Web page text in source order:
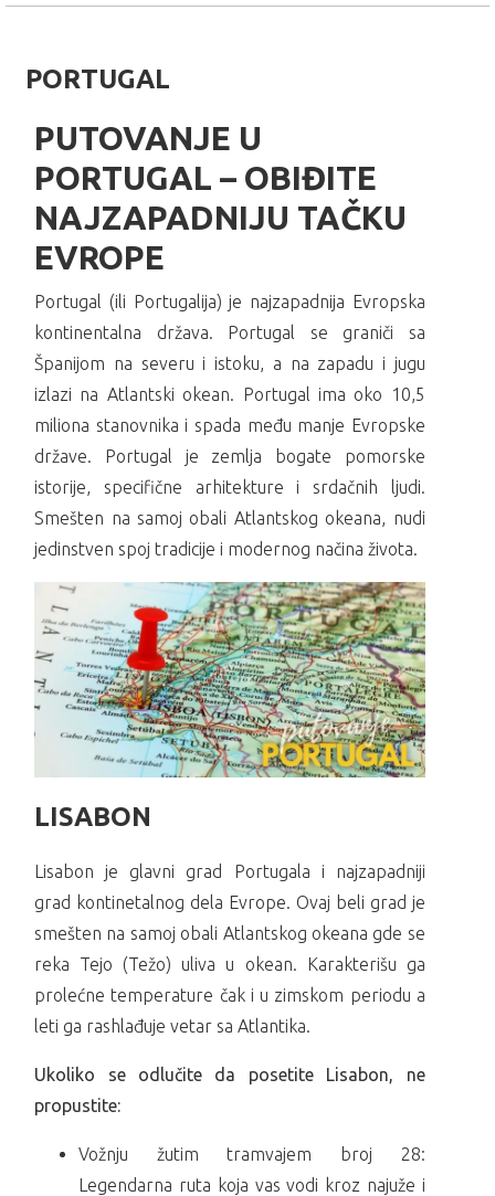
PORTUGAL
PUTOVANJE U
PORTUGAL – OBIĐITE
NAJZAPADNIJU TAČKU
EVROPE
Portugal (ili Portugalija) je najzapadnija Evropska
kontinentalna država. Portugal se graniči sa
Španijom na severu i istoku, a na zapadu i jugu
izlazi na Atlantski okean. Portugal ima oko 10,5
miliona stanovnika i spada među manje Evropske
države. Portugal je zemlja bogate pomorske
istorije, specifične arhitekture i srdačnih ljudi.
Smešten na samoj obali Atlantskog okeana, nudi
jedinstven spoj tradicije i modernog načina života.
LISABON
Lisabon je glavni grad Portugala i najzapadniji
grad kontinetalnog dela Evrope. Ovaj beli grad je
smešten na samoj obali Atlantskog okeana gde se
reka Tejo (Težo) uliva u okean. Karakterišu ga
prolećne temperature čak i u zimskom periodu a
leti ga rashlađuje vetar sa Atlantika.
Ukoliko se odlučite da posetite Lisabon, ne
propustite:
Vožnju žutim tramvajem broj 28:
Legendarna ruta koja vas vodi kroz najuže i